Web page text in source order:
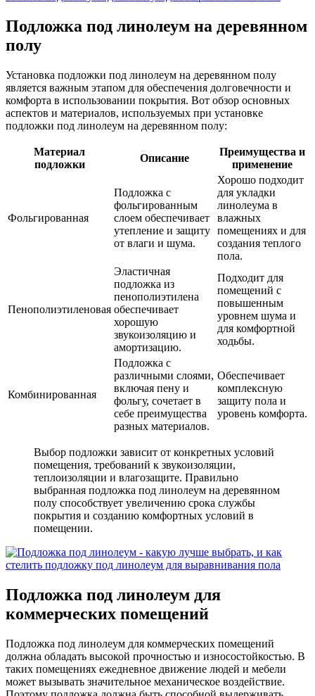
Подложка под линолеум на деревянном
полу
Установка подложки под линолеум на деревянном полу
является важным этапом для обеспечения долговечности и
комфорта в использовании покрытия. Вот обзор основных
аспектов и материалов, используемых при установке
подложки под линолеум на деревянном полу:
Материал
подложки
Описание
Преимущества и
применение
Фольгированная
Подложка с
фольгированным
слоем обеспечивает
утепление и защиту
от влаги и шума.
Хорошо подходит
для укладки
линолеума в
влажных
помещениях и для
создания теплого
пола.
Пенополиэтиленовая
Эластичная
подложка из
пенополиэтилена
обеспечивает
хорошую
звукоизоляцию и
амортизацию.
Подходит для
помещений с
повышенным
уровнем шума и
для комфортной
ходьбы.
Комбинированная
Подложка с
различными слоями,
включая пену и
фольгу, сочетает в
себе преимущества
разных материалов.
Обеспечивает
комплексную
защиту пола и
уровень комфорта.
Выбор подложки зависит от конкретных условий
помещения, требований к звукоизоляции,
теплоизоляции и влагозащите. Правильно
выбранная подложка под линолеум на деревянном
полу способствует увеличению срока службы
покрытия и созданию комфортных условий в
помещении.
Подложка под линолеум для
коммерческих помещений
Подложка под линолеум для коммерческих помещений
должна обладать высокой прочностью и износостойкостью. В
таких помещениях ежедневное движение людей и мебели
может вызывать значительное механическое воздействие.